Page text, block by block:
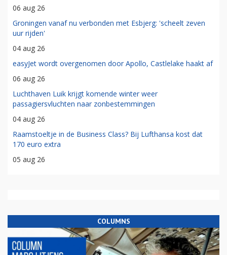
06 aug 26
Groningen vanaf nu verbonden met Esbjerg: 'scheelt zeven
uur rijden'
04 aug 26
easyJet wordt overgenomen door Apollo, Castlelake haakt af
06 aug 26
Luchthaven Luik krijgt komende winter weer
passagiersvluchten naar zonbestemmingen
04 aug 26
Raamstoeltje in de Business Class? Bij Lufthansa kost dat
170 euro extra
05 aug 26
COLUMNS